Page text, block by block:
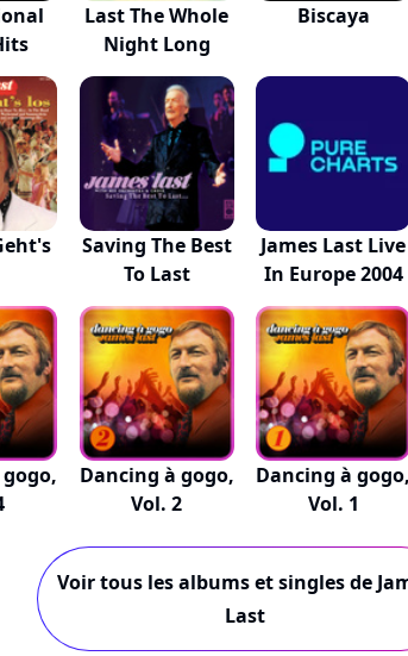
Last The Whole
Night Long
Biscaya
Saving The Best
To Last
James Last Live
In Europe 2004
Dancing à gogo,
Vol. 2
Dancing à gogo,
Vol. 1
Voir tous les albums et singles de
Last